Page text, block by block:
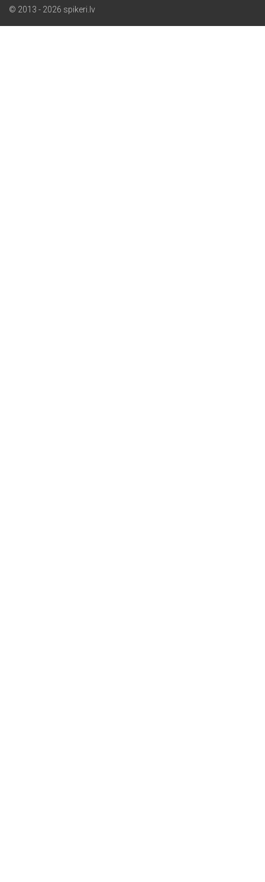
© 2013 - 2026 spikeri.lv